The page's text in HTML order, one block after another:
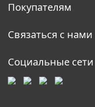
Покупателям
Связаться с нами
Социальные сети